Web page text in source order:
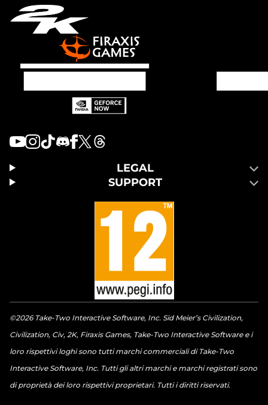
LEGAL
SUPPORT
©2026 Take-Two Interactive Software, Inc. Sid Meier’s Civilization,
Civilization, Civ, 2K, Firaxis Games, Take-Two Interactive Software e i
loro rispettivi loghi sono tutti marchi commerciali di Take-Two
Interactive Software, Inc. Tutti gli altri marchi e marchi registrati sono
di proprietà dei loro rispettivi proprietari. Tutti i diritti riservati.